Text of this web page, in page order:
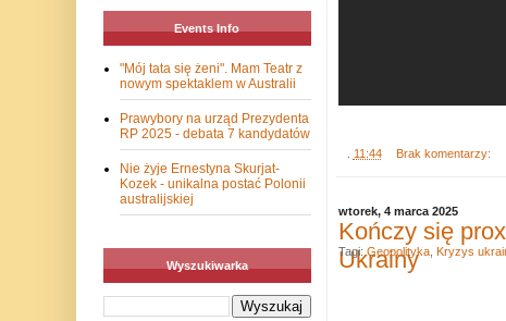
11:44 Brak komentarzy:
wtorek, 4 marca 2025
Kończy się
Ukrainy
Tagi: Geopolityka, Kryzys
Events Info
"Mój tata się żeni". Mam Teatr z
nowym spektaklem w Australii
Prawybory na urząd Prezydenta
RP 2025 - debata 7 kandydatów
Nie żyje Ernestyna Skurjat-
Kozek - unikalna postać Polonii
australijskiej
Wyszukiwarka